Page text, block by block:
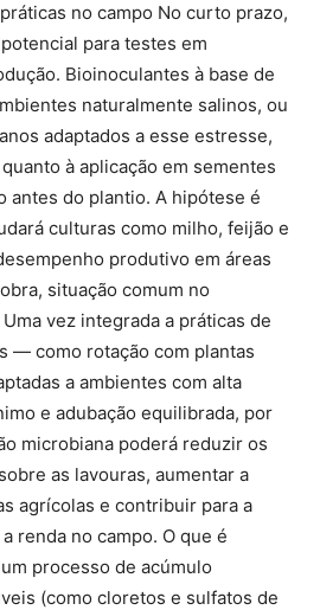
no campo No curto prazo,
para testes em
Bioinoculantes à base de
naturalmente salinos, ou
adaptados a esse estresse,
à aplicação em sementes
antes do plantio. A hipótese é
culturas como milho, feijão e
produtivo em áreas
situação comum no
vez integrada a práticas de
— como rotação com plantas
a ambientes com alta
e adubação equilibrada, por
microbiana poderá reduzir os
as lavouras, aumentar a
agrícolas e contribuir para a
renda no campo. O que é
processo de acúmulo
(como cloretos e sulfatos de